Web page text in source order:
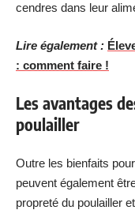
cendres dans leur
Lire également :
: comment faire !
Les avantages
poulailler
Outre les bienfaits
peuvent également
propreté du poulailler